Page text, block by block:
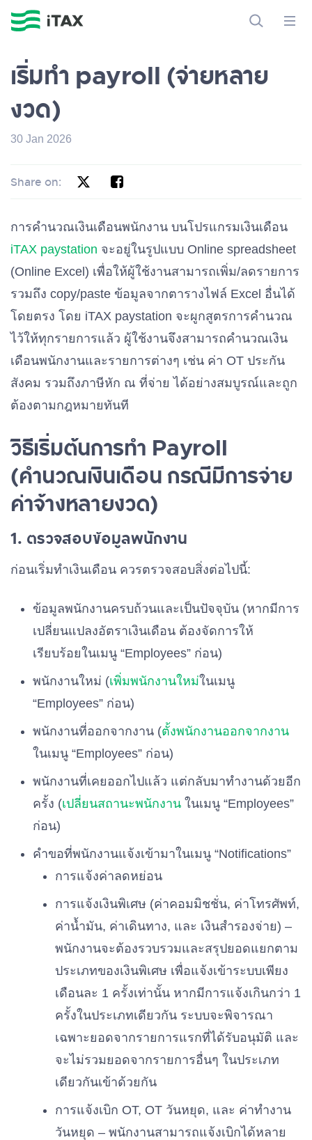
เริ่มทำ payroll (จ่ายหลาย
งวด)
30 Jan 2026
Share on:
การคำนวณเงินเดือนพนักงาน บนโปรแกรมเงินเดือน
iTAX paystation จะอยู่ในรูปแบบ Online spreadsheet
(Online Excel) เพื่อให้ผู้ใช้งานสามารถเพิ่ม/ลดรายการ
รวมถึง copy/paste ข้อมูลจากตารางไฟล์ Excel อื่นได้
โดยตรง โดย iTAX paystation จะผูกสูตรการคำนวณ
ไว้ให้ทุกรายการแล้ว ผู้ใช้งานจึงสามารถคำนวณเงิน
เดือนพนักงานและรายการต่างๆ เช่น ค่า OT ประกัน
สังคม รวมถึงภาษีหัก ณ ที่จ่าย ได้อย่างสมบูรณ์และถูก
ต้องตามกฎหมายทันที
วิธีเริ่มต้นการทำ Payroll
(คำนวณเงินเดือน กรณีมีการจ่าย
ค่าจ้างหลายงวด)
1. ตรวจสอบข้อมูลพนักงาน
ก่อนเริ่มทำเงินเดือน ควรตรวจสอบสิ่งต่อไปนี้:
ข้อมูลพนักงานครบถ้วนและเป็นปัจจุบัน (หากมีการ
เปลี่ยนแปลงอัตราเงินเดือน ต้องจัดการให้
เรียบร้อยในเมนู “Employees” ก่อน)
พนักงานใหม่ (เพิ่มพนักงานใหม่ในเมนู
“Employees” ก่อน)
พนักงานที่ออกจากงาน (ตั้งพนักงานออกจากงาน
ในเมนู “Employees” ก่อน)
พนักงานที่เคยออกไปแล้ว แต่กลับมาทำงานด้วยอีก
ครั้ง (เปลี่ยนสถานะพนักงาน ในเมนู “Employees”
ก่อน)
คำขอที่พนักงานแจ้งเข้ามาในเมนู “Notifications”
การแจ้งค่าลดหย่อน
การแจ้งเงินพิเศษ (ค่าคอมมิชชั่น, ค่าโทรศัพท์,
ค่าน้ำมัน, ค่าเดินทาง, และ เงินสำรองจ่าย) –
พนักงานจะต้องรวบรวมและสรุปยอดแยกตาม
ประเภทของเงินพิเศษ เพื่อแจ้งเข้าระบบเพียง
เดือนละ 1 ครั้งเท่านั้น หากมีการแจ้งเกินกว่า 1
ครั้งในประเภทเดียวกัน ระบบจะพิจารณา
เฉพาะยอดจากรายการแรกที่ได้รับอนุมัติ และ
จะไม่รวมยอดจากรายการอื่นๆ ในประเภท
เดียวกันเข้าด้วยกัน
การแจ้งเบิก OT, OT วันหยุด, และ ค่าทำงาน
วันหยุด – พนักงานสามารถแจ้งเบิกได้หลาย